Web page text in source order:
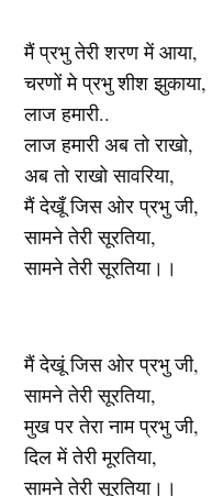
मैं प्रभु तेरी शरण में आया,
चरणों मे प्रभु शीश झुकाया,
लाज हमारी..
लाज हमारी अब तो राखो,
अब तो राखो सावरिया,
मैं देखूँ जिस ओर प्रभु जी,
सामने तेरी सूरतिया,
सामने तेरी सूरतिया।।
मैं देखूं जिस ओर प्रभु जी,
सामने तेरी सूरतिया,
मुख पर तेरा नाम प्रभु जी,
दिल में तेरी मूरतिया,
सामने तेरी सूरतिया।।